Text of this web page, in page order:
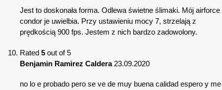
Jest to doskonała forma. Odlewa świetne ślimaki. Mój airforce
condor je uwielbia. Przy ustawieniu mocy 7, strzelają z
prędkością 900 fps. Jestem z nich bardzo zadowolony.
Rated 5 out of 5
Benjamin Ramirez Caldera 23.09.2020
no lo e probado pero se ve de muy buena calidad espero y me